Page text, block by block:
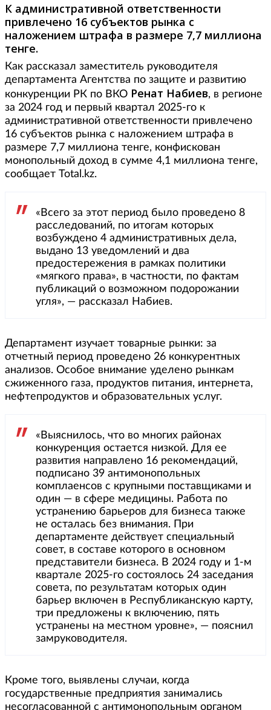
К административной ответственности
привлечено 16 субъектов рынка с
наложением штрафа в размере 7,7 миллиона
тенге.
Как рассказал заместитель руководителя
департамента Агентства по защите и развитию
конкуренции РК по ВКО Ренат Набиев, в регионе
за 2024 год и первый квартал 2025-го к
административной ответственности привлечено
16 субъектов рынка с наложением штрафа в
размере 7,7 миллиона тенге, конфискован
монопольный доход в сумме 4,1 миллиона тенге,
сообщает Total.kz.
«Всего за этот период было проведено 8
расследований, по итогам которых
возбуждено 4 административных дела,
выдано 13 уведомлений и два
предостережения в рамках политики
«мягкого права», в частности, по фактам
публикаций о возможном подорожании
угля», — рассказал Набиев.
Департамент изучает товарные рынки: за
отчетный период проведено 26 конкурентных
анализов. Особое внимание уделено рынкам
сжиженного газа, продуктов питания, интернета,
нефтепродуктов и образовательных услуг.
«Выяснилось, что во многих районах
конкуренция остается низкой. Для ее
развития направлено 16 рекомендаций,
подписано 39 антимонопольных
комплаенсов с крупными поставщиками и
один — в сфере медицины. Работа по
устранению барьеров для бизнеса также
не осталась без внимания. При
департаменте действует специальный
совет, в составе которого в основном
представители бизнеса. В 2024 году и 1-м
квартале 2025-го состоялось 24 заседания
совета, по результатам которых один
барьер включен в Республиканскую карту,
три предложены к включению, пять
устранены на местном уровне», — пояснил
замруководителя.
Кроме того, выявлены случаи, когда
государственные предприятия занимались
несогласованной с антимонопольным органом